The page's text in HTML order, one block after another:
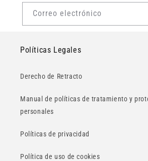
Correo electrónico
Políticas Legales
Derecho de Retracto
Manual de políticas de tratamiento y
personales
Políticas de privacidad
Política de uso de cookies